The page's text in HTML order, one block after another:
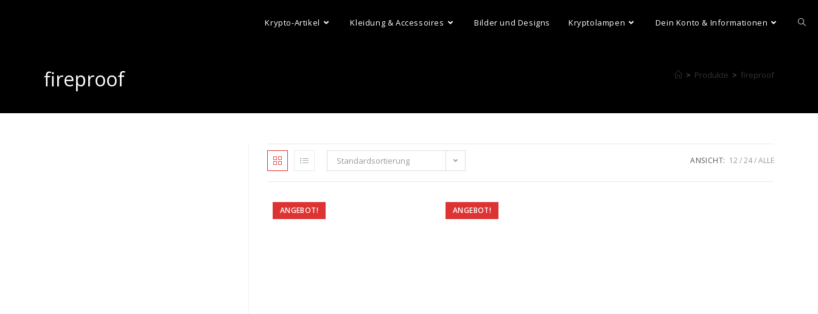
Krypto-Artikel Kleidung & Accessoires Bilder und Designs Kryptolampen Dein Konto & Informationen
fireproof > Produkte > fireproof
Standardsortierung ANSICHT: 12 24 ALLE
ANGEBOT! ANGEBOT!